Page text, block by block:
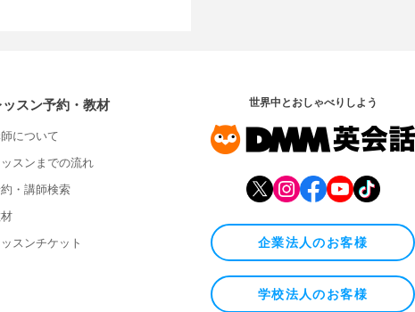
ッスン予約・教材
について
スンまでの流れ
・講師検索
スンチケット
世界中とおしゃべりしよう
企業法人のお客様
学校法人のお客様